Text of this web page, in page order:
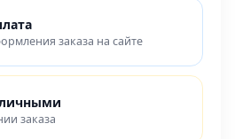
заказа на сайте
заказа